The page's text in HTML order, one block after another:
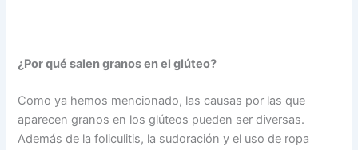
¿Por qué salen granos en el glúteo?
Como ya hemos mencionado, las causas por las que
aparecen granos en los glúteos pueden ser diversas.
Además de la foliculitis, la sudoración y el uso de ropa